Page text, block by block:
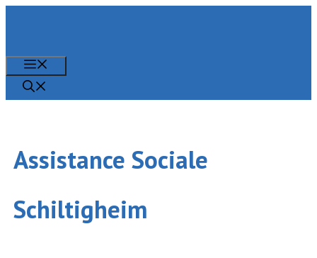
contenu
Assistance Sociale
Schiltigheim